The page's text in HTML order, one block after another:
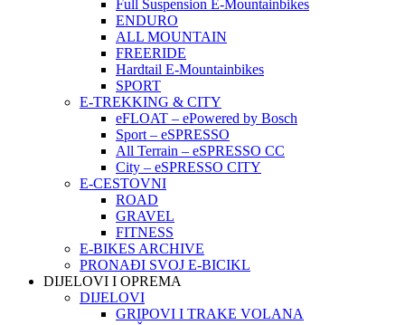
Full Suspension E-Mountainbikes
ENDURO
ALL MOUNTAIN
FREERIDE
Hardtail E-Mountainbikes
SPORT
E-TREKKING & CITY
eFLOAT – ePowered by Bosch
Sport – eSPRESSO
All Terrain – eSPRESSO CC
City – eSPRESSO CITY
E-CESTOVNI
ROAD
GRAVEL
FITNESS
E-BIKES ARCHIVE
PRONAĐI SVOJ E-BICIKL
DIJELOVI I OPREMA
DIJELOVI
GRIPOVI I TRAKE VOLANA